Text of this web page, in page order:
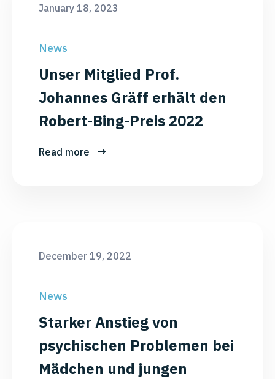
January 18, 2023
News
Unser Mitglied Prof.
Johannes Gräff erhält den
Robert-Bing-Preis 2022
Read more
December 19, 2022
News
Starker Anstieg von
psychischen Problemen bei
Mädchen und jungen